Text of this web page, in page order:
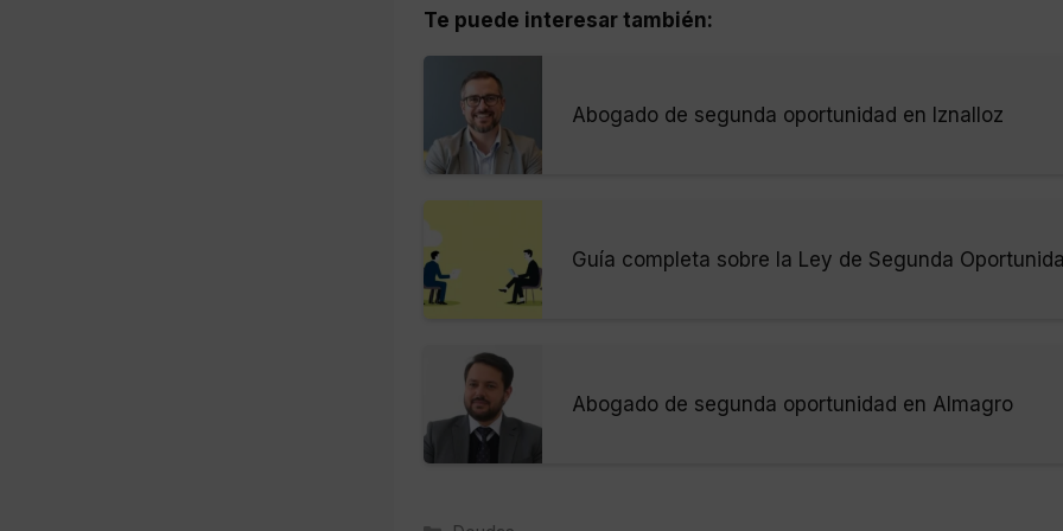
Te puede interesar también:
Abogado de segunda oportunidad en Iznalloz
Guía completa sobre la Ley de Segunda
Abogado de segunda oportunidad en Almagro